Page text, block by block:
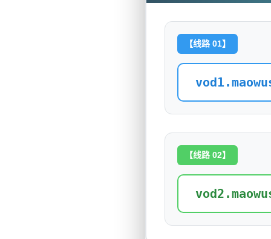
【线路 01】
【线路 02】